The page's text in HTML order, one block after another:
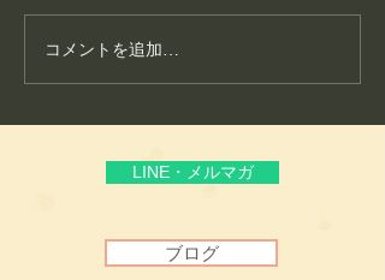
護身フィットネス教室が
生まれた理由
コメントを追加…
LINE・メルマガ
ブログ